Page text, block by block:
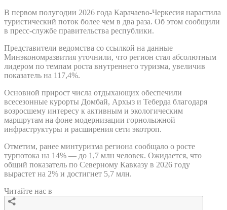
В первом полугодии 2026 года Карачаево-Черкесия нарастила
туристический поток более чем в два раза. Об этом сообщили
в пресс-службе правительства республики.
Представители ведомства со ссылкой на данные
Минэкономразвития уточнили, что регион стал абсолютным
лидером по темпам роста внутреннего туризма, увеличив
показатель на 117,4%.
Основной прирост числа отдыхающих обеспечили
всесезонные курорты Домбай, Архыз и Теберда благодаря
возросшему интересу к активным и экологическим
маршрутам на фоне модернизации горнолыжной
инфраструктуры и расширения сети экотроп.
Отметим, ранее минтуризма региона сообщало о росте
турпотока на 14% — до 1,7 млн человек. Ожидается, что
общий показатель по Северному Кавказу в 2026 году
вырастет на 2% и достигнет 5,7 млн.
Читайте нас в